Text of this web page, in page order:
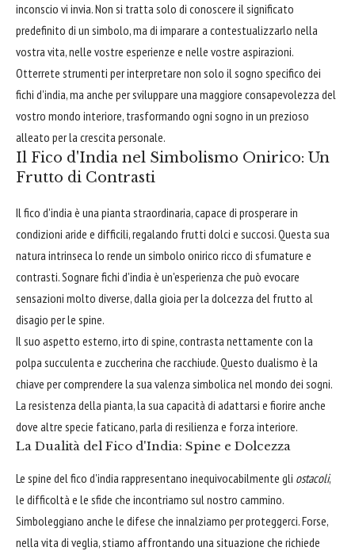
inconscio vi invia. Non si tratta solo di conoscere il significato
predefinito di un simbolo, ma di imparare a contestualizzarlo nella
vostra vita, nelle vostre esperienze e nelle vostre aspirazioni.
Otterrete strumenti per interpretare non solo il sogno specifico dei
fichi d'india, ma anche per sviluppare una maggiore consapevolezza del
vostro mondo interiore, trasformando ogni sogno in un prezioso
alleato per la crescita personale.
Il Fico d'India nel Simbolismo Onirico: Un
Frutto di Contrasti
Il fico d'india è una pianta straordinaria, capace di prosperare in
condizioni aride e difficili, regalando frutti dolci e succosi. Questa sua
natura intrinseca lo rende un simbolo onirico ricco di sfumature e
contrasti. Sognare fichi d'india è un'esperienza che può evocare
sensazioni molto diverse, dalla gioia per la dolcezza del frutto al
disagio per le spine.
Il suo aspetto esterno, irto di spine, contrasta nettamente con la
polpa succulenta e zuccherina che racchiude. Questo dualismo è la
chiave per comprendere la sua valenza simbolica nel mondo dei sogni.
La resistenza della pianta, la sua capacità di adattarsi e fiorire anche
dove altre specie faticano, parla di resilienza e forza interiore.
La Dualità del Fico d'India: Spine e Dolcezza
Le spine del fico d'india rappresentano inequivocabilmente gli ostacoli,
le difficoltà e le sfide che incontriamo sul nostro cammino.
Simboleggiano anche le difese che innalziamo per proteggerci. Forse,
nella vita di veglia, stiamo affrontando una situazione che richiede